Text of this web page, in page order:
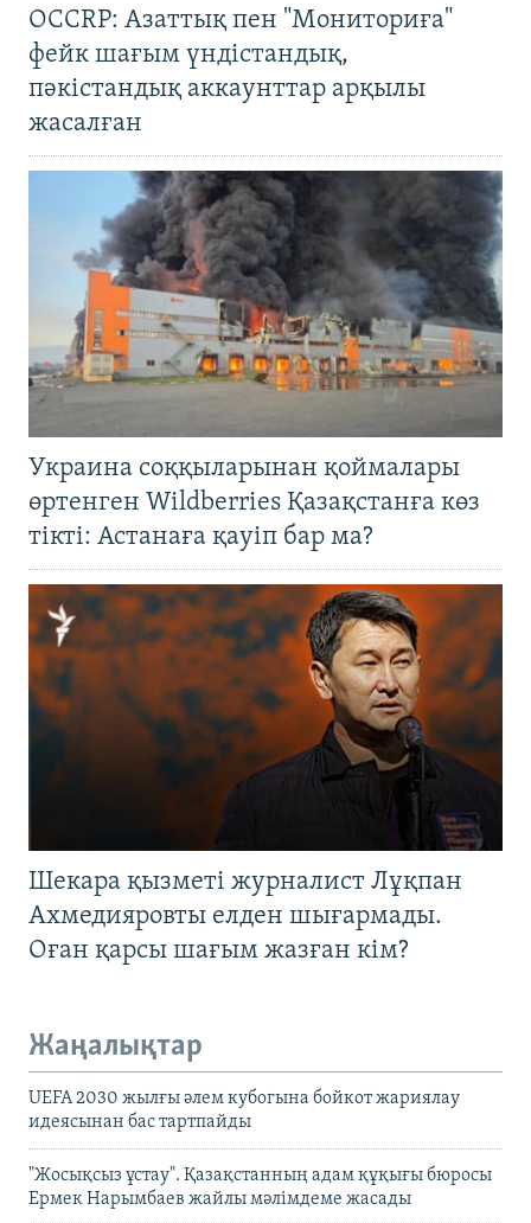
OCCRP: Азаттық пен "Мониториға"
фейк шағым үндістандық,
пәкістандық аккаунттар арқылы
жасалған
Украина соққыларынан қоймалары
өртенген Wildberries Қазақстанға көз
тікті: Астанаға қауіп бар ма?
Шекара қызметі журналист Лұқпан
Ахмедияровты елден шығармады.
Оған қарсы шағым жазған кім?
Жаңалықтар
UEFA 2030 жылғы әлем кубогына бойкот жариялау
идеясынан бас тартпайды
"Жосықсыз ұстау". Қазақстанның адам құқығы бюросы
Ермек Нарымбаев жайлы мәлімдеме жасады